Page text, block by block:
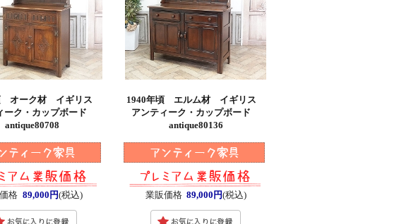
オーク材 イギリス
ーク・カップボード
antique80708
格 89,000円(税込)
1940年頃 エルム材 イギリス
アンティーク・カップボード
antique80136
業販価格 89,000円(税込)